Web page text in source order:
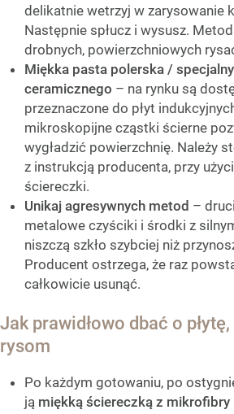
delikatnie wetrzyj w zarysowanie
Następnie spłucz i wysusz.
drobnych, powierzchniowych
Miękka pasta polerska /
ceramicznego – na rynku są
przeznaczone do płyt
mikroskopijne cząstki ścierne
wygładzić powierzchnię. Należy
z instrukcją producenta, przy
ściereczki.
Unikaj agresywnych metod –
metalowe czyściki i środki z
niszczą szkło szybciej niż
Producent ostrzega, że raz
całkowicie usunąć.
Jak prawidłowo dbać o
rysom
Po każdym gotowaniu, po
ją miękką ściereczką z mikrofibry